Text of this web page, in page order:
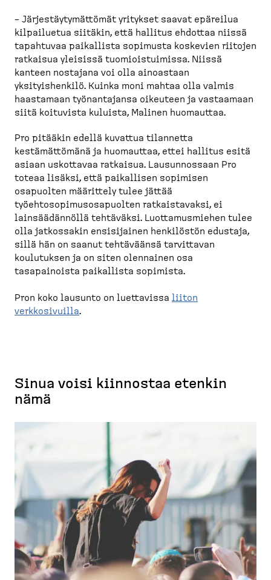
– Järjestäytymättömät yritykset saavat epäreilua
kilpailuetua siitäkin, että hallitus ehdottaa niissä
tapahtuvaa paikallista sopimusta koskevien riitojen
ratkaisua yleisissä tuomioistuimissa. Niissä
kanteen nostajana voi olla ainoastaan
yksityishenkilö. Kuinka moni mahtaa olla valmis
haastamaan työnantajansa oikeuteen ja vastaamaan
siitä koituvista kuluista, Malinen huomauttaa.
Pro pitääkin edellä kuvattua tilannetta
kestämättömänä ja huomauttaa, ettei hallitus esitä
asiaan uskottavaa ratkaisua. Lausunnossaan Pro
toteaa lisäksi, että paikallisen sopimisen
osapuolten määrittely tulee jättää
työehtosopimusosapuolten ratkaistavaksi, ei
lainsäädännöllä tehtäväksi. Luottamusmiehen tulee
olla jatkossakin ensisijainen henkilöstön edustaja,
sillä hän on saanut tehtäväänsä tarvittavan
koulutuksen ja on siten olennainen osa
tasapainoista paikallista sopimista.
Pron koko lausunto on luettavissa
liiton
verkkosivuilla.
Sinua voisi kiinnostaa etenkin
nämä